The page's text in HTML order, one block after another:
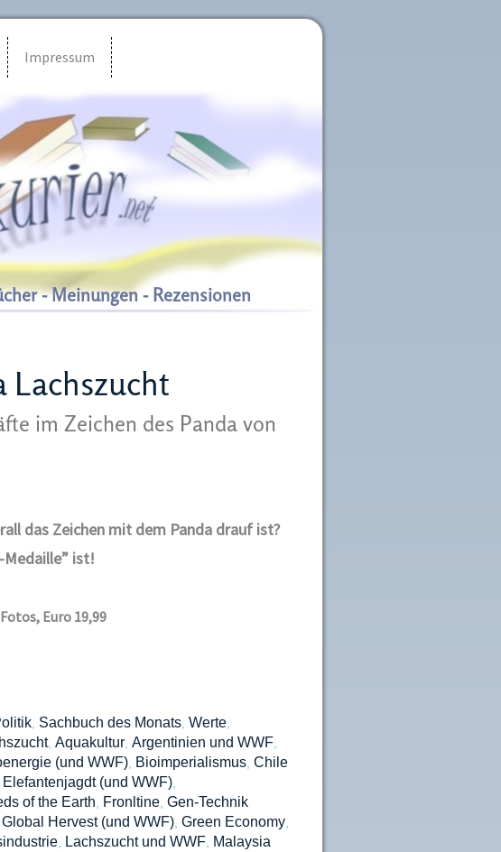
Impressum
- Meinungen - Rezensionen
im Zeichen des Panda von
das Zeichen mit dem Panda drauf ist?
ist!
Euro 19,99
, Sachbuch des Monats, Werte,
, Aquakultur, Argentinien und WWF
(und WWF), Bioimperialismus, Chile
Elefantenjagdt (und WWF),
of the Earth Fronltine, Gen-Technik
Global Hervest (und WWF), Green Economy,
, Lachszucht und WWF
Malaysia